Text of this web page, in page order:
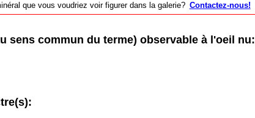
que vous voudriez voir figurer dans la galerie? Contactez-nous!
sens commun du terme) observable à l'oeil nu: